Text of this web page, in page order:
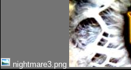
nightmare3.png